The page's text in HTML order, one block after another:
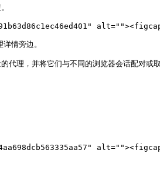
情旁边。
理，并将它们与不同的浏览器会话配对或取